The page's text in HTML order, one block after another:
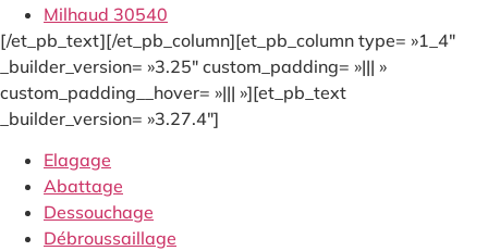
Milhaud 30540
[/et_pb_text][/et_pb_column][et_pb_column type= »1_4″
_builder_version= »3.25″ custom_padding= »||| »
custom_padding__hover= »||| »][et_pb_text
_builder_version= »3.27.4″]
Elagage
Abattage
Dessouchage
Débroussaillage